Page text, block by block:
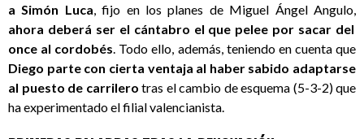
a Simón Luca , fijo en los planes de Miguel Ángel Angulo,
ahora deberá ser el cántabro el que pelee por sacar del
once al cordobés . Todo ello, además, teniendo en cuenta que
Diego parte con cierta ventaja al haber sabido adaptarse
al puesto de carrilero tras el cambio de esquema (5-3-2) que
ha experimentado el filial valencianista.